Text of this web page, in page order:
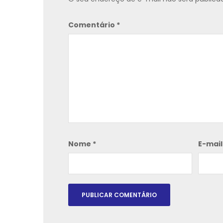
Comentário *
Nome * E-mail